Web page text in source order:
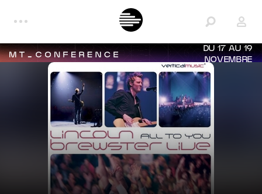
DU 17 AU 19
NOVEMBRE